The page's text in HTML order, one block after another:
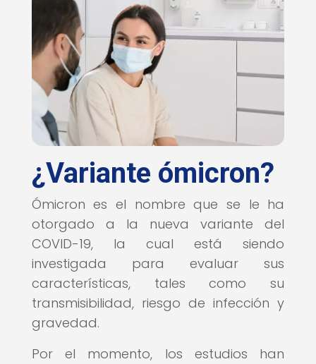
¿Variante ómicron?
Ómicron es el nombre que se le ha
otorgado a la nueva variante del
COVID-19, la cual está siendo
investigada para evaluar sus
características, tales como su
transmisibilidad, riesgo de infección y
gravedad.
Por el momento, los estudios han